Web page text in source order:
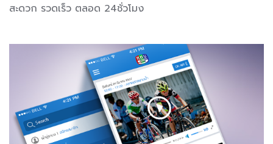
สะดวก รวดเร็ว ตลอด 24ชั่วโมง